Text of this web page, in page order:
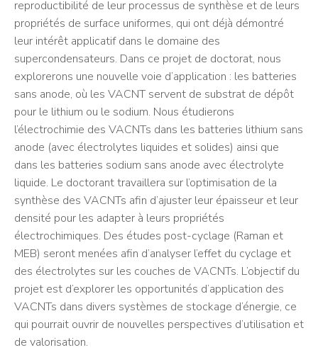
reproductibilité de leur processus de synthèse et de leurs
propriétés de surface uniformes, qui ont déjà démontré
leur intérêt applicatif dans le domaine des
supercondensateurs. Dans ce projet de doctorat, nous
explorerons une nouvelle voie d’application : les batteries
sans anode, où les VACNT servent de substrat de dépôt
pour le lithium ou le sodium. Nous étudierons
l’électrochimie des VACNTs dans les batteries lithium sans
anode (avec électrolytes liquides et solides) ainsi que
dans les batteries sodium sans anode avec électrolyte
liquide. Le doctorant travaillera sur l’optimisation de la
synthèse des VACNTs afin d’ajuster leur épaisseur et leur
densité pour les adapter à leurs propriétés
électrochimiques. Des études post-cyclage (Raman et
MEB) seront menées afin d’analyser l’effet du cyclage et
des électrolytes sur les couches de VACNTs. L’objectif du
projet est d’explorer les opportunités d’application des
VACNTs dans divers systèmes de stockage d’énergie, ce
qui pourrait ouvrir de nouvelles perspectives d’utilisation et
de valorisation.